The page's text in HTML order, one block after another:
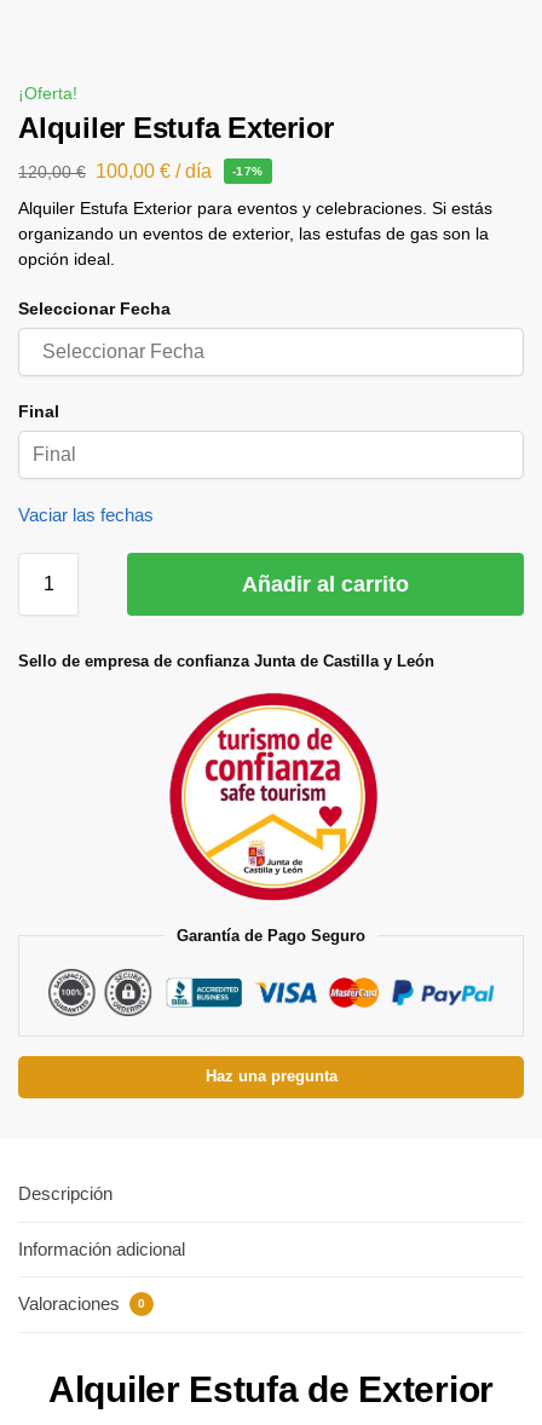
¡Oferta!
Alquiler Estufa Exterior
120,00€ 100,00 € / día -17%
Alquiler Estufa Exterior para eventos y celebraciones. Si estás
organizando un eventos de exterior, las estufas de gas son la
opción ideal.
Seleccionar Fecha
Final
Vaciar las fechas
Añadir al carrito
Sello de empresa de confianza Junta de Castilla y León
Garantía de Pago Seguro
Haz una pregunta
Descripción
Información adicional
Valoraciones 0
Alquiler Estufa de Exterior